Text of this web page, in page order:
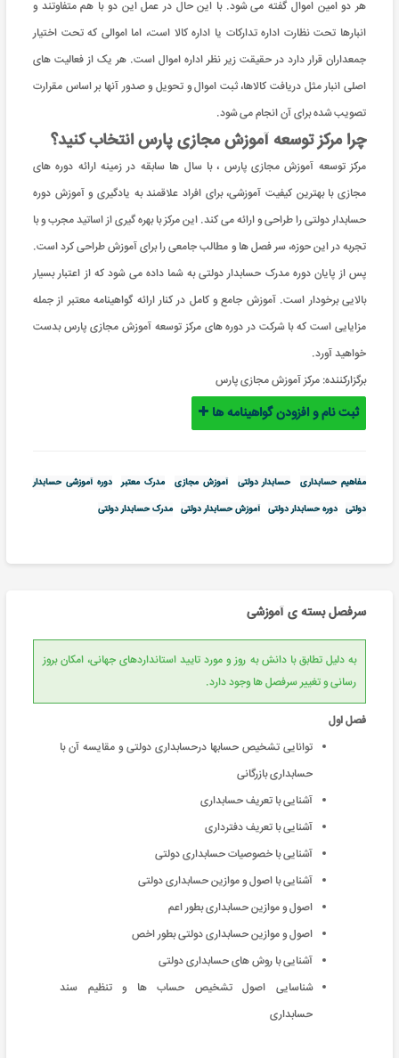
هر دو امین اموال گفته می شود. با این حال در عمل این دو با هم متفاوتند و
انبارها تحت نظارت اداره تدارکات یا اداره کالا است، اما اموالی که تحت اختیار
جمعداران قرار دارد در حقیقت زیر نظر اداره اموال است. هر یک از فعالیت های
اصلی انبار مثل دریافت کالاها، ثبت اموال و تحویل و صدور آنها بر اساس مقرارت
تصویب شده برای آن انجام می شود.
چرا مرکز توسعه آموزش مجازی پارس انتخاب کنید؟
مرکز توسعه آموزش مجازی پارس ، با سال ها سابقه در زمینه ارائه دوره های
مجازی با بهترین کیفیت آموزشی، برای افراد علاقمند به یادگیری و آموزش دوره
حسابدار دولتی را طراحی و ارائه می کند. این مرکز با بهره گیری از اساتید مجرب و با
تجربه در این حوزه، سر فصل ها و مطالب جامعی را برای آموزش طراحی کرد است.
پس از پایان دوره مدرک حسابدار دولتی به شما داده می شود که از اعتبار بسیار
بالایی برخودار است. آموزش جامع و کامل در کنار ارائه گواهینامه معتبر از جمله
مزایایی است که با شرکت در دوره های مرکز توسعه آموزش مجازی پارس بدست
خواهید آورد.
برگزارکننده: مرکز آموزش مجازی پارس
ثبت نام و افزودن گواهینامه ها
مفاهیم حسابداری حسابدار دولتی آموزش مجازی مدرک معتبر
دوره آموزشی حسابدار
دولتی دوره حسابدار دولتی آموزش حسابدار دولتی مدرک حسابدار دولتی
سرفصل بسته ی آموزشی
به دلیل تطابق با دانش به روز و مورد تایید استانداردهای جهانی، امکان بروز
رسانی و تغییر سرفصل ها وجود دارد.
فصل اول
توانایی تشخیص حسابها درحسابداری دولتی و مقایسه آن با
حسابداری بازرگانی
آشنایی با تعریف حسابداری
آشنایی با تعریف دفترداری
آشنایی با خصوصیات حسابداری دولتی
آشنایی با اصول و موازین حسابداری دولتی
اصول و موازین حسابداری بطور اعم
اصول و موازین حسابداری دولتی بطور اخص
آشنایی با روش های حسابداری دولتی
شناسایی اصول تشخیص حساب ها و تنظیم سند
حسابداری